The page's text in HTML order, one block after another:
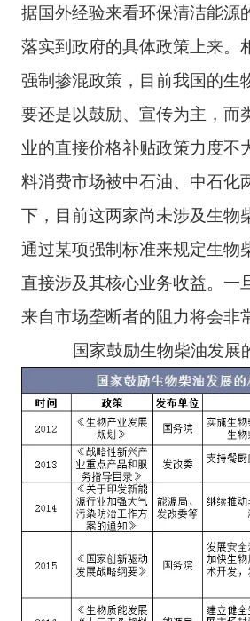
据国外经验来看环保清洁能源
落实到政府的具体政策上来。
强制掺混政策，目前我国的生
要还是以鼓励、宣传为主，而
业的直接价格补贴政策力度不
料消费市场被中石油、中石化
下，目前这两家尚未涉及生物
通过某项强制标准来规定生物
直接涉及其核心业务收益。一
来自市场垄断者的阻力将会非
国家鼓励生物柴油发展